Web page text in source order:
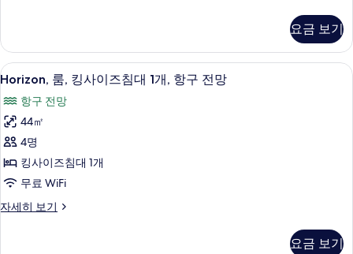
두
보
Twin
자
세
보
기
요금 보기
Horizon,
룸,
킹
사
이
즈
침
대
12
Horizon, 룸, 킹사이즈침대 1개, 항구 전망
항구 전망
44㎡
4명
킹사이즈침대 1개
무료 WiFi
자세히 보기
Horizon,
요금 보기